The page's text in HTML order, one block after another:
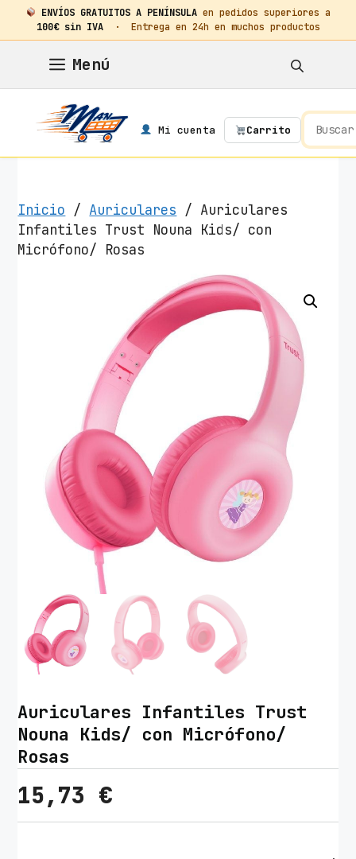
ENVÍOS GRATUITOS A PENÍNSULA en pedidos superiores a
100€ sin IVA· Entrega en 24h en muchos productos
contenido
Menú
Mi cuenta Carrito
Inicio / Auriculares / Auriculares
Infantiles Trust Nouna Kids/ con
Micrófono/ Rosas
Auriculares Infantiles Trust
Nouna Kids/ con Micrófono/
Rosas
15,73 €